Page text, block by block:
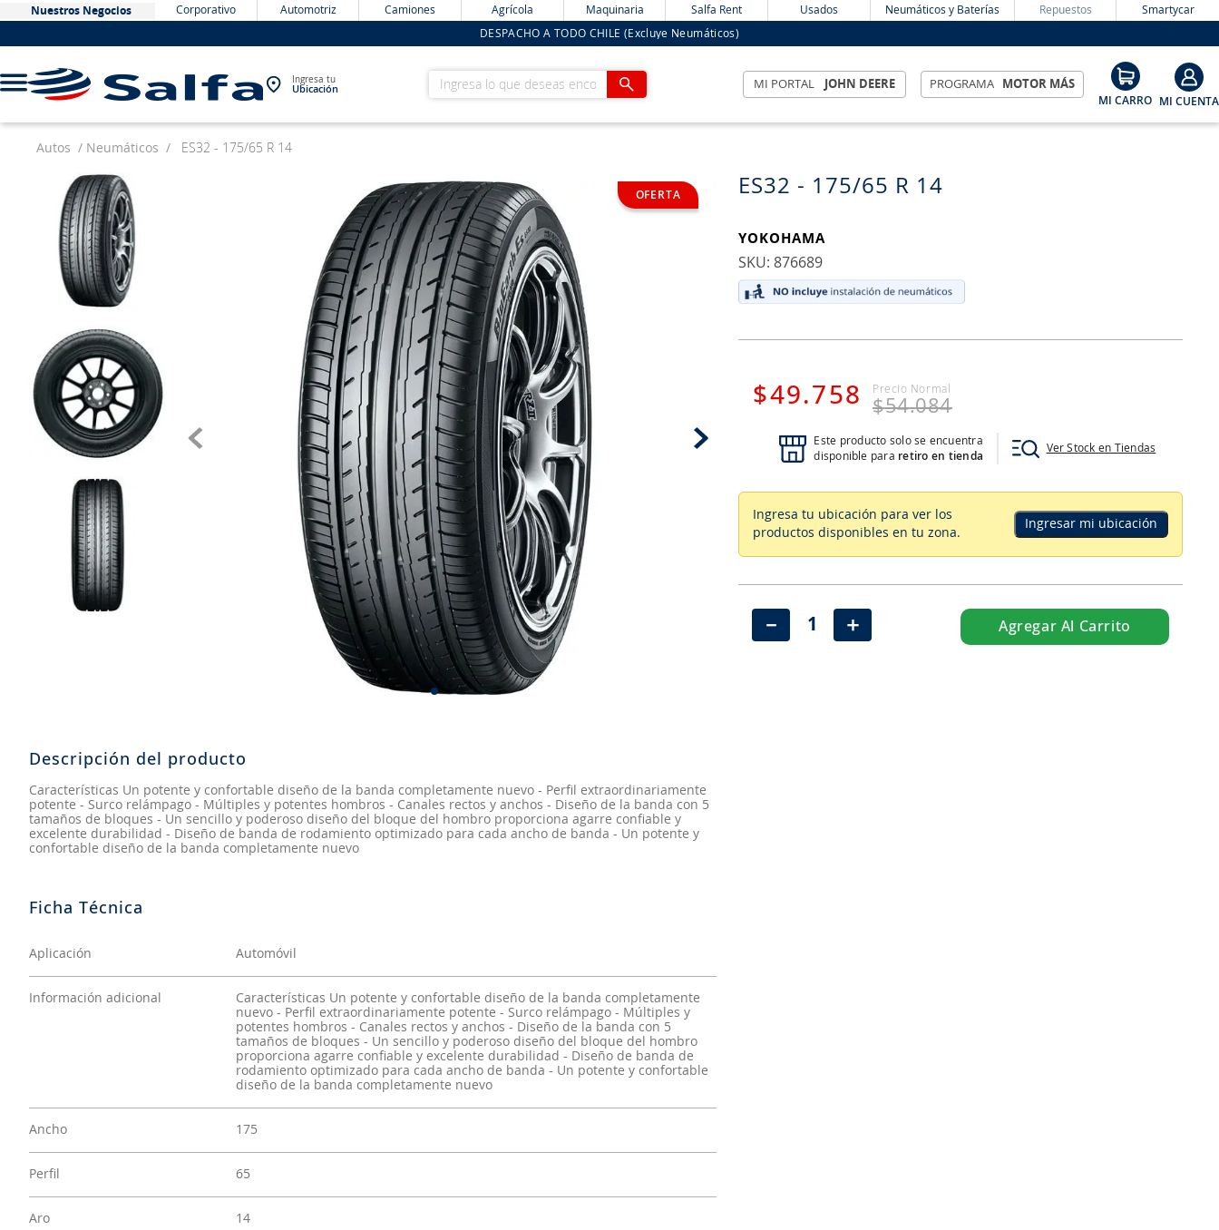
Nuestros Negocios Corporativo Automotriz Camiones Agrícola Maquinaria Salfa Rent Usados Neumáticos y Baterías Repuestos Smartycar
DESPACHO A TODO CHILE (Excluye Neumáticos)
Ingresa tu
Ubicación
Ingresa lo que deseas encontrar MI PORTAL JOHN DEERE PROGRAMA MOTOR MÁS
Autos Neumáticos ES32 - 175/65 R 14
Descripción del producto
Características Un potente y confortable diseño de la banda completamente nuevo - Perfil extraordinariamente
potente - Surco relámpago - Múltiples y potentes hombros - Canales rectos y anchos - Diseño de la banda con 5
tamaños de bloques - Un sencillo y poderoso diseño del bloque del hombro proporciona agarre confiable y
excelente durabilidad - Diseño de banda de rodamiento optimizado para cada ancho de banda - Un potente y
confortable diseño de la banda completamente nuevo
Aplicación Automóvil
Información adicional
Características Un potente y confortable diseño de la banda completamente
nuevo - Perfil extraordinariamente potente - Surco relámpago - Múltiples y
potentes hombros - Canales rectos y anchos - Diseño de la banda con 5
tamaños de bloques - Un sencillo y poderoso diseño del bloque del hombro
proporciona agarre confiable y excelente durabilidad - Diseño de banda de
rodamiento optimizado para cada ancho de banda - Un potente y confortable
diseño de la banda completamente nuevo
Ancho 175
Perfil 65
Aro 14
ES32 - 175/65 R 14
YOKOHAMA
:876689
$49.758 $54.084
Este producto solo se encuentra
disponible para retiro en tienda
Ver Stock en Tiendas
Ingresa tu ubicación para ver los
productos disponibles en tu zona.
Ingresar mi ubicación
＋
－ Agregar Al Carrito
TÉRMINOS MÁS BUSCADOS
.
bateria
2.
neumáticos
3.
westlake
.
yokohama
chevrolet
6.
jockey
7.
john deere
8.
aceite
9.
255
neumáticos 235